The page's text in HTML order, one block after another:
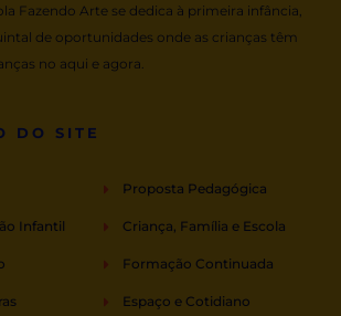
Fazendo Arte se dedica à primeira infância,
de oportunidades onde as crianças têm
no aqui e agora.
DO SITE
Infantil
Proposta Pedagógica
Criança, Família e Escola
Formação Continuada
Espaço e Cotidiano